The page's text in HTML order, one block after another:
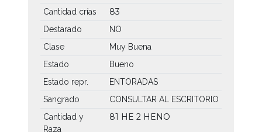
Cantidad crías 83
Destarado
NO
Clase
Muy Buena
Estado
Bueno
Estado repr.
ENTORADAS
Sangrado
CONSULTAR AL ESCRITORIO
Cantidad y
Raza
81 HE 2 HENO